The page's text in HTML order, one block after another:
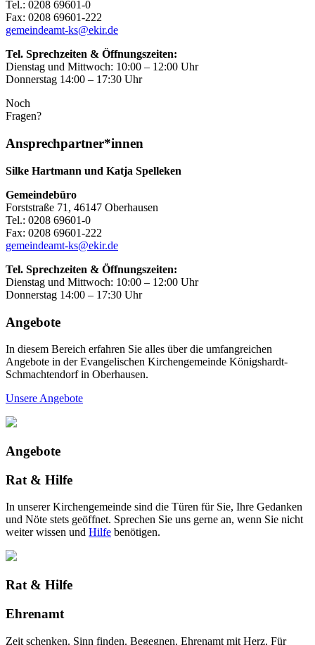
Tel.: 0208 69601-0
Fax: 0208 69601-222
gemeindeamt-ks@ekir.de
Tel. Sprechzeiten & Öffnungszeiten:
Dienstag und Mittwoch: 10:00 – 12:00 Uhr
Donnerstag 14:00 – 17:30 Uhr
Noch
Fragen?
Ansprechpartner*innen
Silke Hartmann und Katja Spelleken
Gemeindebüro
Forststraße 71, 46147 Oberhausen
Tel.: 0208 69601-0
Fax: 0208 69601-222
gemeindeamt-ks@ekir.de
Tel. Sprechzeiten & Öffnungszeiten:
Dienstag und Mittwoch: 10:00 – 12:00 Uhr
Donnerstag 14:00 – 17:30 Uhr
Angebote
In diesem Bereich erfahren Sie alles über die umfangreichen
Angebote in der Evangelischen Kirchengemeinde Königshardt-
Schmachtendorf in Oberhausen.
Unsere Angebote
Angebote
Rat & Hilfe
In unserer Kirchengemeinde sind die Türen für Sie, Ihre Gedanken
und Nöte stets geöffnet. Sprechen Sie uns gerne an, wenn Sie nicht
weiter wissen und Hilfe benötigen.
Rat & Hilfe
Ehrenamt
Zeit schenken. Sinn finden. Begegnen. Ehrenamt mit Herz. Für